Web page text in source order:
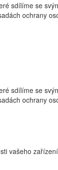
sdílíme se
ochrany
sdílíme se
ochrany
vašeho